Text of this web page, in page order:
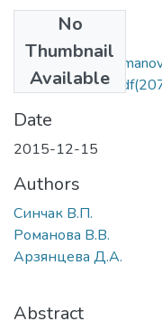
No
Thumbnail
Available
Synchak, V. P.;
Issues of Social.pdf
Date
2015-12-15
Authors
Синчак В.П.
Романова В.В.
Арзянцева Д.А.
Abstract